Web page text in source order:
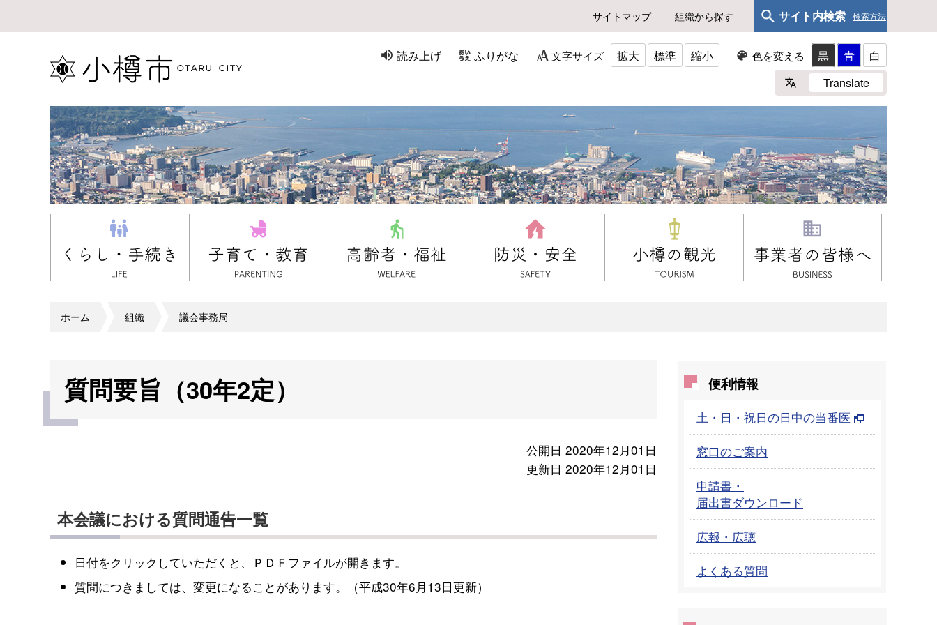
サイトマップ 組織から探す サイト内検索 検索方法
読み上げ ふりがな 文字サイズ 拡大 標準 縮小 色を変える 黒 青
白
Translate
ホーム 組織 議会事務局
質問要旨（30年2定）
公開日 2020年12月01日
更新日 2020年12月01日
本会議における質問通告一覧
日付をクリックしていただくと、ＰＤＦファイルが開きます。
質問につきましては、変更になることがあります。（平成30年6月13日更新）
便利情報
土・日・祝日の日中の当番医
窓口のご案内
申請書・
届出書ダウンロード
広報・広聴
よくある質問